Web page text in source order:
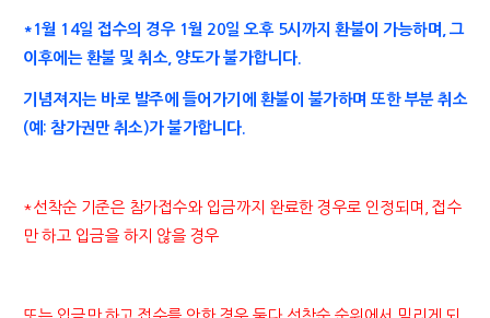
*1월 14일 접수의 경우 1월 20일 오후 5시까지 환불이 가능하며, 그
이후에는 환불 및 취소, 양도가불가합니다.
기념져지는 바로 발주에 들어가기에 환불이 불가하며 또한 부분 취소
(예: 참가권만 취소)가 불가합니다.
*선착순 기준은 참가접수와 입금까지 완료한 경우로 인정되며, 접수
만 하고 입금을 하지 않을 경우